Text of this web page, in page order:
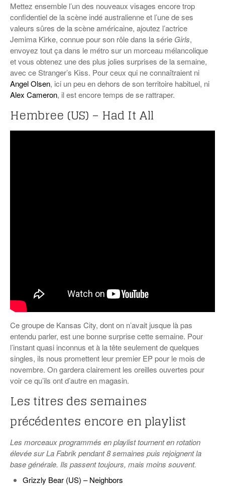
Mettez ensemble l’un des nouveaux visages encore trop
confidentiel de la scène indé australienne et l’une de ses
valeurs sûres de la scène américaine, ajoutez l’actrice
Jemima Kirke, connue pour son rôle dans la série Girls,
envoyez tout ça dans le métro sur un morceau mélancolique
et vous obtenez une des plus jolies surprises de la semaine,
avec ce Stranger’s Kiss. Pour ceux qui ne connaîtraient ni
Angel Olsen, ici un peu en dehors de son territoire habituel, ni
Alex Cameron, il est encore temps de se rattraper.
Hembree (US) – Had It All
Ce groupe de Kansas City, dont on n’avait jusque là pas
entendu parler, est une bonne surprise cette semaine. Pour
l’instant quasi inconnus et à la tête seulement de quelques
singles, ils nous promettent leur premier EP pour le mois de
novembre. On gardera clairement les oreilles ouvertes pour
voir ce qu’ils ont d’autre en magasin.
Les titres des semaines
précédentes encore en playlist
Les morceaux programmés en playlist tournent en rotation
élevée sur La Fabrik pendant 8 semaines puis rejoignent la
base générale. Ils passent toujours, mais moins souvent.
Grizzly Bear (US) – Neighbors